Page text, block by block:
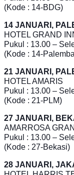
(Kode : 14-BDG)
14 JANUARI,
HOTEL GRAND
Pukul : 13.00 –
(Kode : 14-
21 JANUARI,
HOTEL AMARIS
Pukul : 13.00 –
(Kode : 21-PLM)
27 JANUARI,
AMARROSA
Pukul : 13.00 –
(Kode : 27-Bekasi)
28 JANUARI,